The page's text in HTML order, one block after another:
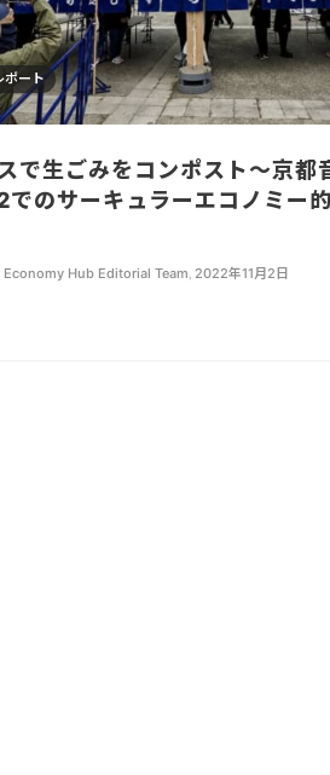
ポート
で生ごみをコンポスト～京都
のサーキュラーエコノミー
Hub Editorial Team, 2022年11月2日